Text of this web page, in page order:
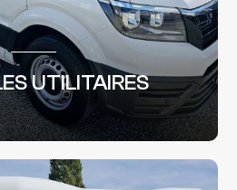
UTILITAIRES